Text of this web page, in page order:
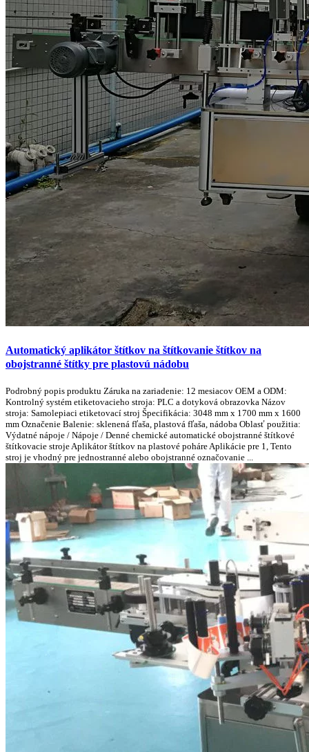
Automatický aplikátor štítkov na štítkovanie štítkov na
obojstranné štítky pre plastovú nádobu
Podrobný popis produktu Záruka na zariadenie: 12 mesiacov OEM a ODM:
Kontrolný systém etiketovacieho stroja: PLC a dotyková obrazovka Názov
stroja: Samolepiaci etiketovací stroj Špecifikácia: 3048 mm x 1700 mm x 1600
mm Označenie Balenie: sklenená fľaša, plastová fľaša, nádoba Oblasť použitia:
Výdatné nápoje / Nápoje / Denné chemické automatické obojstranné štítkové
štítkovacie stroje Aplikátor štítkov na plastové poháre Aplikácie pre 1, Tento
stroj je vhodný pre jednostranné alebo obojstranné označovanie ...